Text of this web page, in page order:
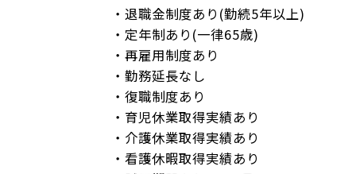
・退職金制度あり(勤続5年以上)
・定年制あり(一律65歳)
・再雇用制度あり
・勤務延長なし
・復職制度あり
・育児休業取得実績あり
・介護休業取得実績あり
・看護休暇取得実績あり